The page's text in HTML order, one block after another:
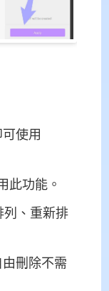
使用
此功能。
列、重新排
刪除不需